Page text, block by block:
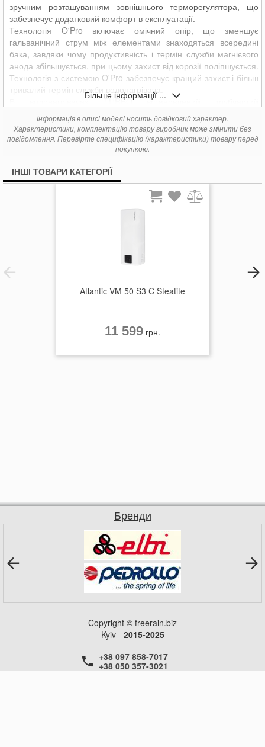
зручним розташуванням зовнішнього терморегулятора, що
забезпечує додатковий комфорт в експлуатації.
Технологія O'Pro включає омічний опір, що зменшує
гальванічний струм між елементами знаходяться всередині
бака, завдяки чому продуктивність і термін служби магнієвого
анода збільшується, при цьому захист від корозії поліпшується.
Технологія з системою O'Pro забезпечує кращий захист і більш
тривалий термін служби водонагрівача.
В водонагрівачах TURBO встановлений трубчастий
нагрівальний елемент підвищеної потужності (2500 Вт), що
забезпечує прискорений нагрів води.
Розміри, мм
Гарантія на електричну частину 2 роки.
Більше інформації ...
Інформація в описі моделі носить довідковий характер.
Характеристики, комплектацію товару виробник може змінити без
повідомлення. Перевірте специфікацію (характеристики) товару перед
покупкою.
ІНШІ ТОВАРИ КАТЕГОРІЇ
Atlantic VM 50 S3 C Steatite
11 599 грн.
Бренди
Copyright © freerain.biz
Kyiv - 2015-2025
+38 097 858-7017
+38 050 357-3021